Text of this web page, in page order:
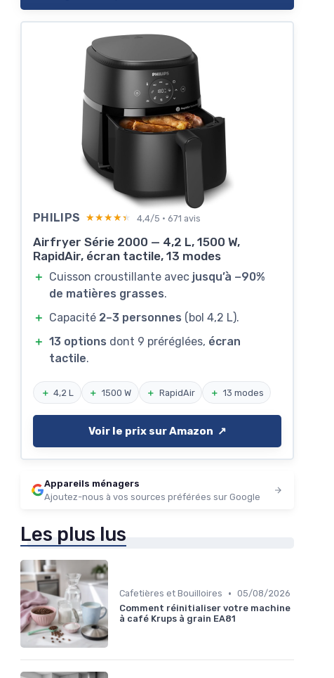
PHILIPS ★★★★★
★★★★★ 4,4/5 · 671 avis
Airfryer Série 2000 — 4,2 L, 1500 W,
RapidAir, écran tactile, 13 modes
＋ Cuisson croustillante avec jusqu’à −90%
de matières grasses.
＋ Capacité 2–3 personnes (bol 4,2 L).
＋ 13 options dont 9 préréglées, écran
tactile.
＋ 4,2 L ＋ 1500 W ＋ RapidAir ＋ 13 modes
Voir le prix sur Amazon ↗️
Appareils ménagers
Ajoutez-nous à vos sources préférées sur Google
Les plus lus
Cafetières et Bouilloires • 05/08/2026
Comment réinitialiser votre machine
à café Krups à grain EA81